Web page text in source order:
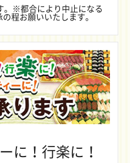
。※都合により中止になる
程お願いいたします。
に！行楽に！